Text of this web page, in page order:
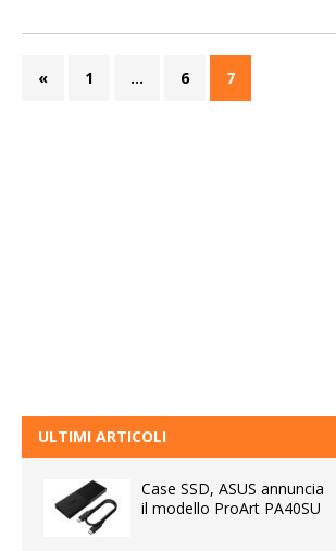
« 1 … 6 7
ULTIMI ARTICOLI
Case SSD, ASUS annuncia
il modello ProArt PA40SU